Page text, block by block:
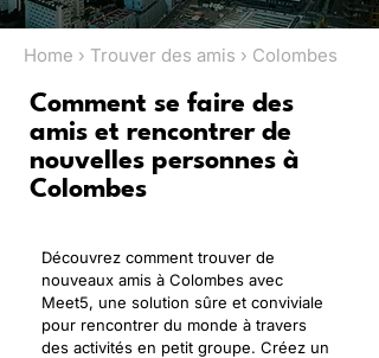
Home › Trouver des amis › Colombes
Comment se faire des
amis et rencontrer de
nouvelles personnes à
Colombes
Découvrez comment trouver de
nouveaux amis à Colombes avec
Meet5, une solution sûre et conviviale
pour rencontrer du monde à travers
des activités en petit groupe. Créez un